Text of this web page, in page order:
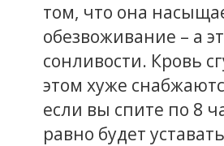
том, что она
обезвоживание – а
сонливости. Кровь
этом хуже
если вы спите по 8
равно будет